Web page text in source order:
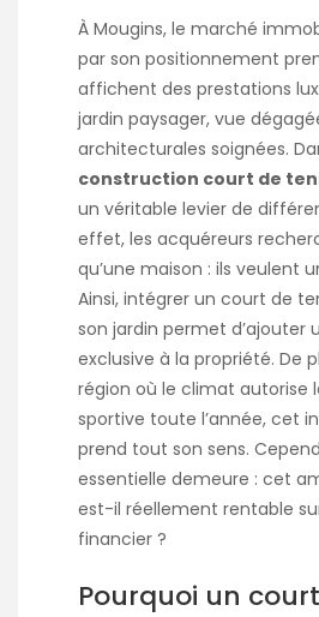
À Mougins, le marché
par son positionnement
affichent des prestations
jardin paysager, vue
architecturales soignées.
construction court de
un véritable levier de
effet, les acquéreurs
qu’une maison : ils veulent
Ainsi, intégrer un court de
son jardin permet d’ajouter
exclusive à la propriété. De
région où le climat autorise
sportive toute l’année, cet
prend tout son sens.
essentielle demeure : cet
est-il réellement rentable
financier ?
Pourquoi un